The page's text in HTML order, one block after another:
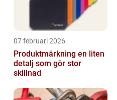
07 februari 2026
Produktmärkning en liten
detalj som gör stor
skillnad